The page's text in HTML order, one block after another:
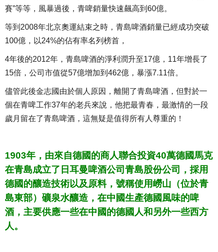
賽”等等，風暴過後，青啤銷量快速飆高到60億。
等到2008年北京奧運結束之時，青島啤酒銷量已經成功突破
100億，以24%的佔有率名列榜首，
4年後的2012年，青島啤酒的淨利潤升至17億，11年增長了
15倍，公司市值從57億增加到462億，暴漲7.11倍。
儘管此後金志國由於個人原因，離開了青島啤酒，但對於一
個在青啤工作37年的老兵來說，他把最青春，最激情的一段
歲月留在了青島啤酒，這無疑是值得所有人尊重的！
1903年，由來自德國的商人聯合投資40萬德國馬克
在青島成立了日耳曼啤酒公司青島股份公司，採用
德國的釀造技術以及原料，號稱使用嶗山（位於青
島東部）礦泉水釀造，在中國生產德國風味的啤
酒，主要供應一些在中國的德國人和另外一些西方
人。